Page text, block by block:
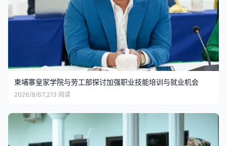
柬埔寨皇家学院与劳工部探讨加强职业技能培训与就业机会
2026/8/67,213 阅读